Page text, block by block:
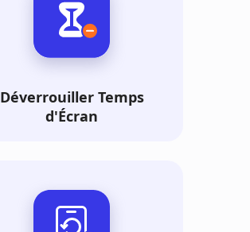
Déverrouiller Temps
d'Écran